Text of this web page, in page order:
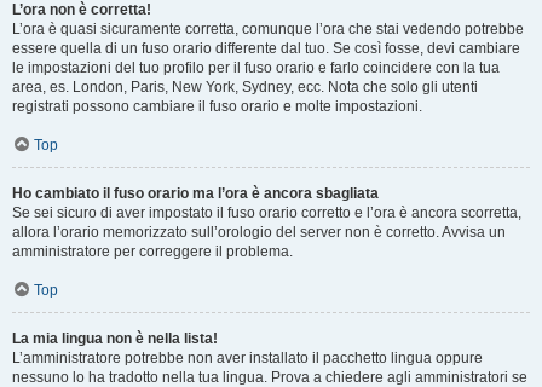
L’ora non è corretta!
L’ora è quasi sicuramente corretta, comunque l’ora che stai vedendo potrebbe
essere quella di un fuso orario differente dal tuo. Se così fosse, devi cambiare
le impostazioni del tuo profilo per il fuso orario e farlo coincidere con la tua
area, es. London, Paris, New York, Sydney, ecc. Nota che solo gli utenti
registrati possono cambiare il fuso orario e molte impostazioni.
Top
Ho cambiato il fuso orario ma l’ora è ancora sbagliata
Se sei sicuro di aver impostato il fuso orario corretto e l’ora è ancora scorretta,
allora l’orario memorizzato sull’orologio del server non è corretto. Avvisa un
amministratore per correggere il problema.
Top
La mia lingua non è nella lista!
L’amministratore potrebbe non aver installato il pacchetto lingua oppure
nessuno lo ha tradotto nella tua lingua. Prova a chiedere agli amministratori se